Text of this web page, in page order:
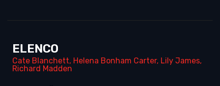
ELENCO
Cate Blanchett, Helena Bonham Carter, Lily James,
Richard Madden